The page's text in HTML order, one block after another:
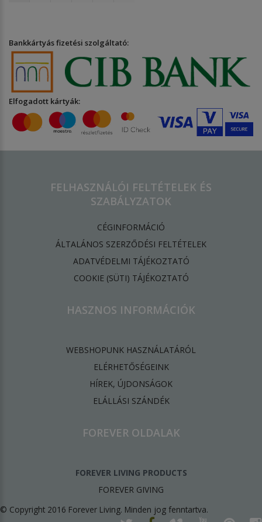
Bankkártyás fizetési szolgáltató:
Elfogadott kártyák:
FELHASZNÁLÓI FELTÉTELEK ÉS
SZABÁLYZATOK
CÉGINFORMÁCIÓ
ÁLTALÁNOS SZERZŐDÉSI FELTÉTELEK
ADATVÉDELMI TÁJÉKOZTATÓ
​COOKIE (SÜTI) TÁJÉKOZTATÓ
HASZNOS INFORMÁCIÓK
WEBSHOPUNK HASZNÁLATÁRÓL
ELÉRHETŐSÉGEINK
HÍREK, ÚJDONSÁGOK
ELÁLLÁSI SZÁNDÉK
FOREVER OLDALAK
FOREVER LIVING PRODUCTS
FOREVER GIVING
© Copyright 2016 Forever Living. Minden jog fenntartva.